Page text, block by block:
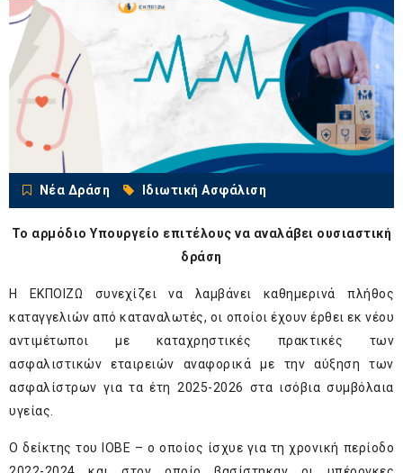
Νέα Δράση Ιδιωτική Ασφάλιση
Το αρμόδιο Υπουργείο επιτέλους να αναλάβει ουσιαστική
δράση
Η ΕΚΠΟΙΖΩ συνεχίζει να λαμβάνει καθημερινά πλήθος
καταγγελιών από καταναλωτές, οι οποίοι έχουν έρθει εκ νέου
αντιμέτωποι με καταχρηστικές πρακτικές των
ασφαλιστικών εταιρειών αναφορικά με την αύξηση των
ασφαλίστρων για τα έτη 2025-2026 στα ισόβια συμβόλαια
υγείας.
Ο δείκτης του ΙΟΒΕ – ο οποίος ίσχυε για τη χρονική περίοδο